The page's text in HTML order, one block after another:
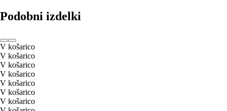
Podobni izdelki
V košarico
V košarico
V košarico
V košarico
V košarico
V košarico
V košarico